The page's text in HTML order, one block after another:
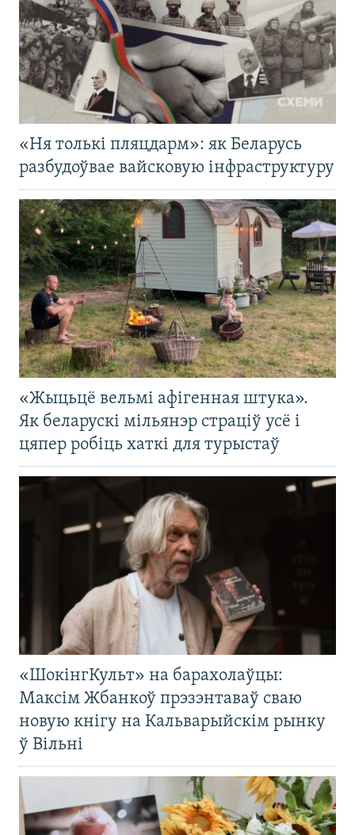
«Ня толькі пляцдарм»: як Беларусь
разбудоўвае вайсковую інфраструктуру
«Жыцьцё вельмі афігенная штука».
Як беларускі мільянэр страціў усё і
цяпер робіць хаткі для турыстаў
«ШокінгКульт» на барахолаўцы:
Максім Жбанкоў прэзэнтаваў сваю
новую кнігу на Кальварыйскім рынку
ў Вільні